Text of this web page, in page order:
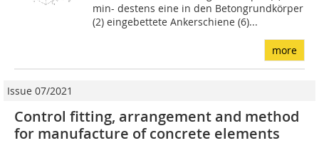
min- destens eine in den Betongrund­körper
(2) eingebettete Ankerschiene (6)...
more
Issue 07/2021
Control fitting, arrangement and method
for manufacture of concrete elements